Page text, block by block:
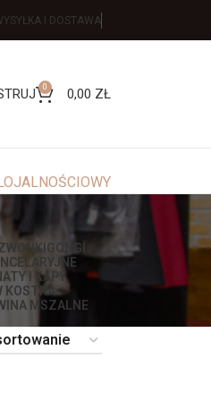
I DOSTAWA
0 0,00 ZŁ
GONGI
I KAPY
KOSTKA
MSZALNE